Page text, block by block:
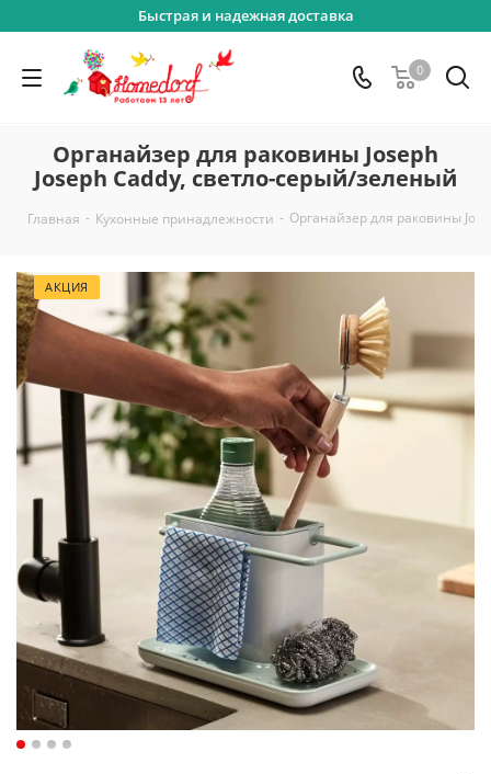
Быстрая и надежная доставка
0
Органайзер для раковины Joseph
Joseph Caddy, светло-серый/зеленый
Главная - Кухонные принадлежности - Органайзер для раковины
АКЦИЯ